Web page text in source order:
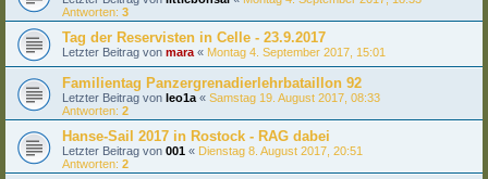
Antworten: 3
Tag der Reservisten in Celle - 23.9.2017
Letzter Beitrag von mara « Montag 4. September 2017, 15:01
Familientag Panzergrenadierlehrbataillon 92
Letzter Beitrag von leo1a « Samstag 19. August 2017, 08:33
Antworten: 2
Hanse-Sail 2017 in Rostock - RAG dabei
Letzter Beitrag von 001 « Dienstag 8. August 2017, 20:51
Antworten: 2